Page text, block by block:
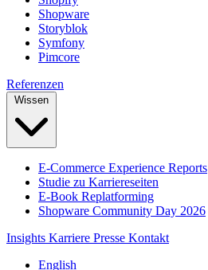
Shopware
Storyblok
Symfony
Pimcore
Referenzen
Wissen
E-Commerce Experience Reports
Studie zu Karriereseiten
E-Book Replatforming
Shopware Community Day 2026
Insights Karriere Presse Kontakt
English